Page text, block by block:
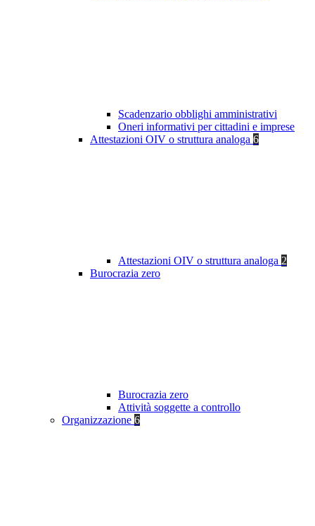
Scadenzario obblighi amministrativi
Oneri informativi per cittadini e imprese
Attestazioni OIV o struttura analoga 6
Attestazioni OIV o struttura analoga 2
Burocrazia zero
Burocrazia zero
Attività soggette a controllo
Organizzazione 6